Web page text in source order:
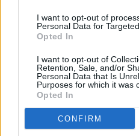
I want to opt-out of
Personal Data for
Opted In
I want to opt-out of
Retention, Sale, and/or
Personal Data that Is
Purposes for which it was
Opted In
CONFIRM